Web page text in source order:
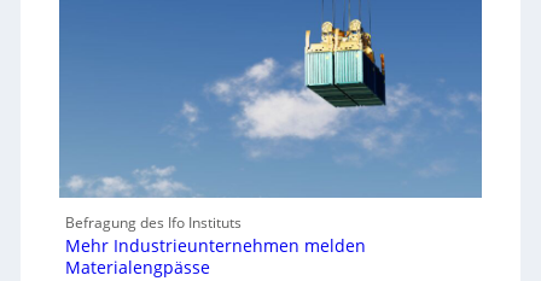
Befragung des Ifo Instituts
Mehr Industrieunternehmen melden
Materialengpässe